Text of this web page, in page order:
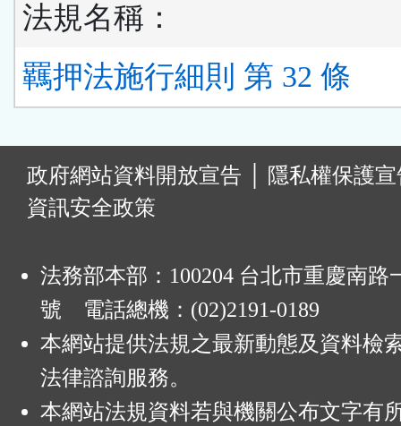
法規名稱：
羈押法施行細則 第 32 條
政府網站資料開放宣告
隱私權保護
資訊安全政策
法務部本部：100204 台北市重慶南路
號 電話總機：(02)2191-0189
本網站提供法規之最新動態及資料檢
法律諮詢服務。
本網站法規資料若與機關公布文字有